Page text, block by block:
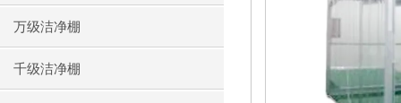
万级洁净棚
千级洁净棚